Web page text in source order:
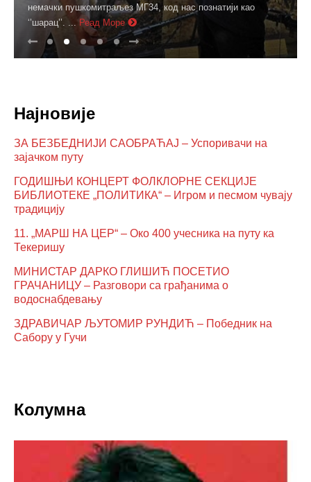
немачки пушкомитраљез МГ34, код нас познатији као
‘’шарац’’. ...
Реад Море
Најновије
ЗА БЕЗБЕДНИЈИ САОБРАЋАЈ – Успоривачи на
зајачком путу
ГОДИШЊИ КОНЦЕРТ ФОЛКЛОРНЕ СЕКЦИЈЕ
БИБЛИОТЕКЕ „ПОЛИТИКА“ – Игром и песмом чувају
традицију
11. „МАРШ НА ЦЕР“ – Око 400 учесника на путу ка
Текеришу
МИНИСТАР ДАРКО ГЛИШИЋ ПОСЕТИО
ГРАЧАНИЦУ – Разговори са грађанима о
водоснабдевању
ЗДРАВИЧАР ЉУТОМИР РУНДИЋ – Победник на
Сабору у Гучи
Колумна